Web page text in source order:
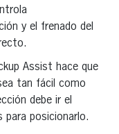
y el frenado del
Assist hace que
tan fácil como
debe ir el
para posicionarlo.